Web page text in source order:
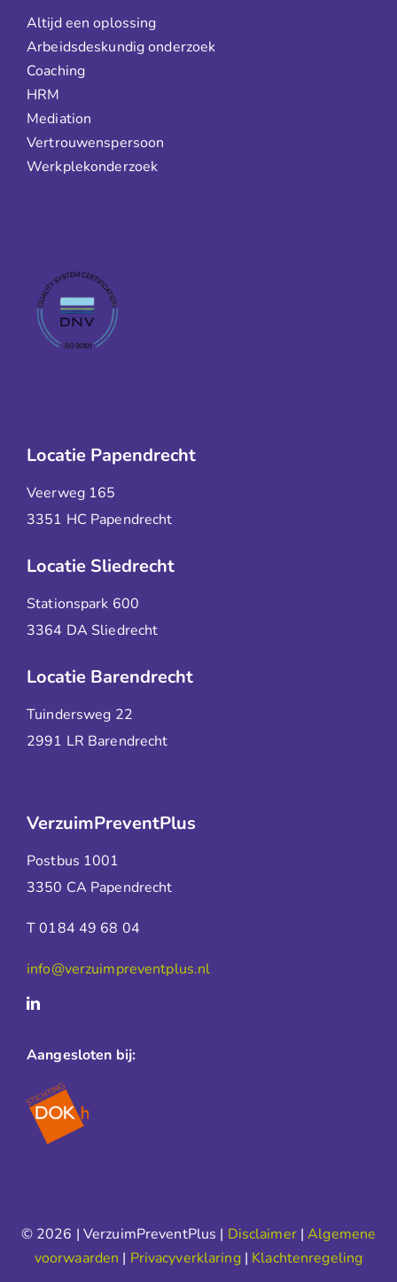
Altijd een oplossing
Arbeidsdeskundig onderzoek
Coaching
HRM
Mediation
Vertrouwenspersoon
Werkplekonderzoek
Locatie Papendrecht
Veerweg 165
3351 HC Papendrecht
Locatie Sliedrecht
Stationspark 600
3364 DA Sliedrecht
Locatie Barendrecht
Tuindersweg 22
2991 LR Barendrecht
VerzuimPreventPlus
Postbus 1001
3350 CA Papendrecht
T 0184 49 68 04
info@verzuimpreventplus.nl
Aangesloten bij:
© 2026 | VerzuimPreventPlus | Disclaimer|Algemene
voorwaarden | Privacyverklaring| Klachtenregeling